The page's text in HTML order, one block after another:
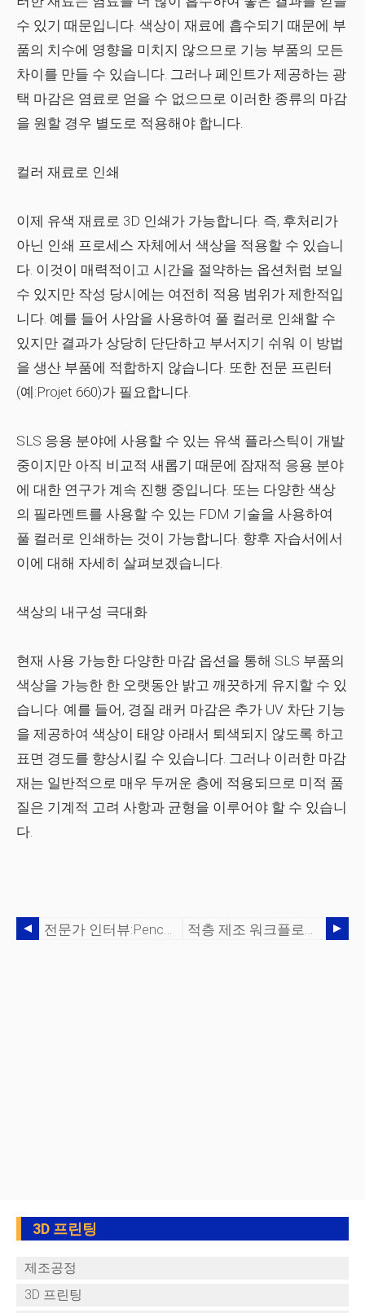
수 있기 때문입니다. 색상이 재료에 흡수되기 때문에 부
품의 치수에 영향을 미치지 않으므로 기능 부품의 모든
차이를 만들 수 있습니다. 그러나 페인트가 제공하는 광
택 마감은 염료로 얻을 수 없으므로 이러한 종류의 마감
을 원할 경우 별도로 적용해야 합니다.
컬러 재료로 인쇄
이제 유색 재료로 3D 인쇄가 가능합니다. 즉, 후처리가
아닌 인쇄 프로세스 자체에서 색상을 적용할 수 있습니
다. 이것이 매력적이고 시간을 절약하는 옵션처럼 보일
수 있지만 작성 당시에는 여전히 적용 범위가 제한적입
니다. 예를 들어 사암을 사용하여 풀 컬러로 인쇄할 수
있지만 결과가 상당히 단단하고 부서지기 쉬워 이 방법
을 생산 부품에 적합하지 않습니다. 또한 전문 프린터
(예:Projet 660)가 필요합니다.
SLS 응용 분야에 사용할 수 있는 유색 플라스틱이 개발
중이지만 아직 비교적 새롭기 때문에 잠재적 응용 분야
에 대한 연구가 계속 진행 중입니다. 또는 다양한 색상
의 필라멘트를 사용할 수 있는 FDM 기술을 사용하여
풀 컬러로 인쇄하는 것이 가능합니다. 향후 자습서에서
이에 대해 자세히 살펴보겠습니다.
색상의 내구성 극대화
현재 사용 가능한 다양한 마감 옵션을 통해 SLS 부품의
색상을 가능한 한 오랫동안 밝고 깨끗하게 유지할 수 있
습니다. 예를 들어, 경질 래커 마감은 추가 UV 차단 기능
을 제공하여 색상이 태양 아래서 퇴색되지 않도록 하고
표면 경도를 향상시킬 수 있습니다. 그러나 이러한 마감
재는 일반적으로 매우 두꺼운 층에 적용되므로 미적 품
질은 기계적 고려 사항과 균형을 이루어야 할 수 있습니
다.
전문가 인터뷰:pencerw.com 및 NTopology의 Spencer Wright 적층 제조 워크플로에 대한 설문조사
3D 프린팅
제조공정
3D 프린팅